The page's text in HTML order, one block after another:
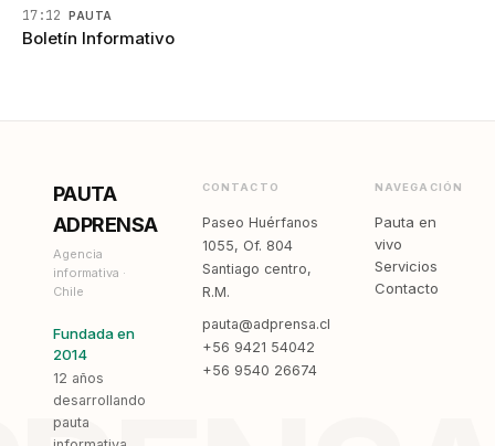
17:12 PAUTA
Boletín Informativo
PAUTA
ADPRENSA
Agencia
informativa ·
Chile
Fundada en
2014
12 años
desarrollando
pauta
CONTACTO
Paseo Huérfanos
1055, Of. 804
Santiago centro,
R.M.
pauta@adprensa.cl
+56 9421 54042
+56 9540 26674
NAVEGACIÓN
Pauta en
vivo
Servicios
Contacto